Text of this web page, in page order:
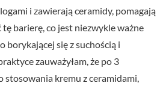
i zawierają ceramidy, pomagają
barierę, co jest niezwykle ważne
borykającej się z suchością i
zauważyłam, że po 3
kremu z ceramidami,